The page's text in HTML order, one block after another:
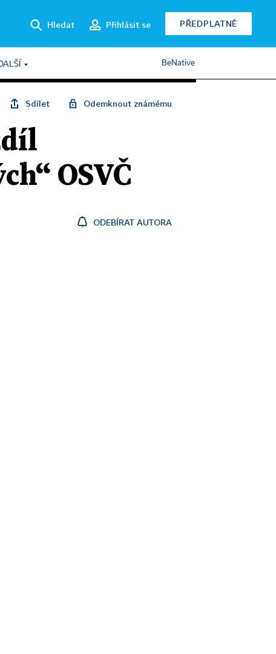
Hledat Přihlásit se PŘEDPLATNÉ
BeNative
Sdílet Odemknout známému
OSVČ
ODEBÍRAT AUTORA